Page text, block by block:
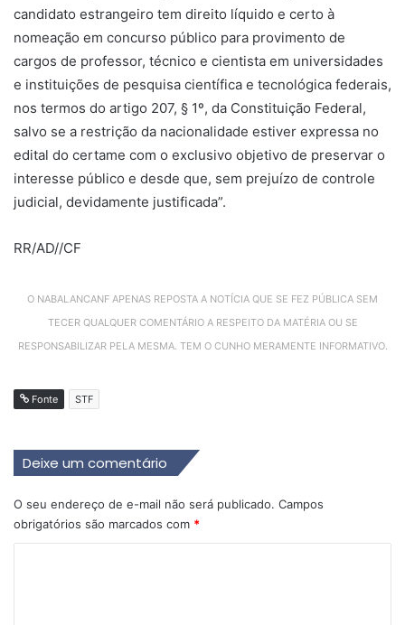
candidato estrangeiro tem direito líquido e certo à
nomeação em concurso público para provimento de
cargos de professor, técnico e cientista em universidades
e instituições de pesquisa científica e tecnológica federais,
nos termos do artigo 207, § 1º, da Constituição Federal,
salvo se a restrição da nacionalidade estiver expressa no
edital do certame com o exclusivo objetivo de preservar o
interesse público e desde que, sem prejuízo de controle
judicial, devidamente justificada”.
RR/AD//CF
O NABALANCANF APENAS REPOSTA A NOTÍCIA QUE SE FEZ PÚBLICA SEM
TECER QUALQUER COMENTÁRIO A RESPEITO DA MATÉRIA OU SE
RESPONSABILIZAR PELA MESMA. TEM O CUNHO MERAMENTE INFORMATIVO.
Fonte STF
Deixe um comentário
O seu endereço de e-mail não será publicado. Campos
obrigatórios são marcados com *